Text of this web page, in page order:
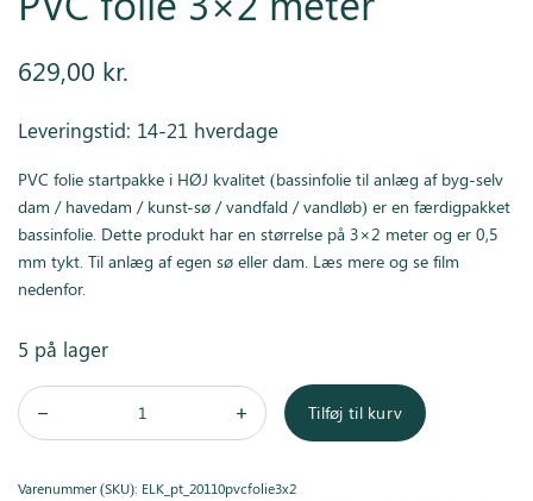
629,00 kr.
Leveringstid: 14-21 hverdage
PVC folie startpakke i HØJ kvalitet (bassinfolie til anlæg af byg-selv
dam / havedam / kunst-sø / vandfald / vandløb) er en færdigpakket
bassinfolie. Dette produkt har en størrelse på 3×2 meter og er 0,5
mm tykt. Til anlæg af egen sø eller dam. Læs mere og se film
nedenfor.
5 på lager
Tilføj til kurv
Varenummer (SKU): ELK_pt_20110pvcfolie3x2